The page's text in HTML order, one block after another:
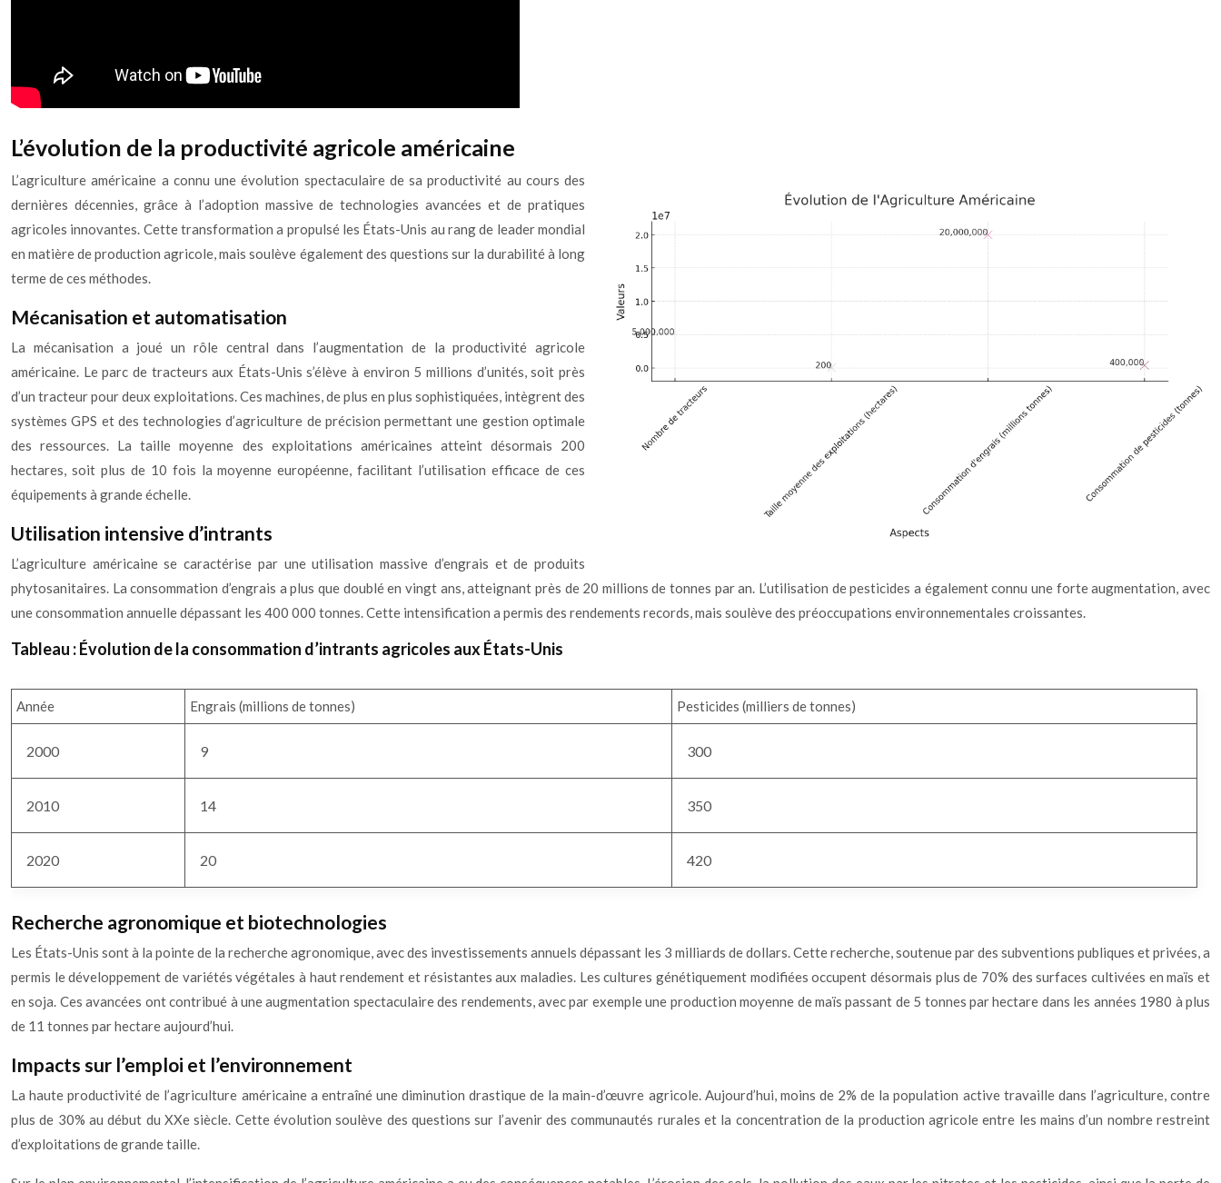
L’évolution de la productivité agricole américaine
L’agriculture américaine a connu une évolution spectaculaire de sa productivité au cours des
dernières décennies, grâce à l’adoption massive de technologies avancées et de pratiques
agricoles innovantes. Cette transformation a propulsé les États-Unis au rang de leader mondial
en matière de production agricole, mais soulève également des questions sur la durabilité à long
terme de ces méthodes.
Mécanisation et automatisation
La mécanisation a joué un rôle central dans l’augmentation de la productivité agricole
américaine. Le parc de tracteurs aux États-Unis s’élève à environ 5 millions d’unités, soit près
d’un tracteur pour deux exploitations. Ces machines, de plus en plus sophistiquées, intègrent des
systèmes GPS et des technologies d’agriculture de précision permettant une gestion optimale
des ressources. La taille moyenne des exploitations américaines atteint désormais 200
hectares, soit plus de 10 fois la moyenne européenne, facilitant l’utilisation efficace de ces
équipements à grande échelle.
Utilisation intensive d’intrants
L’agriculture américaine se caractérise par une utilisation massive d’engrais et de produits
phytosanitaires. La consommation d’engrais a plus que doublé en vingt ans, atteignant près de 20 millions de tonnes par an. L’utilisation de pesticides a également connu une forte augmentation, avec
une consommation annuelle dépassant les 400 000 tonnes. Cette intensification a permis des rendements records, mais soulève des préoccupations environnementales croissantes.
Tableau : Évolution de la consommation d’intrants agricoles aux États-Unis
Année Engrais (millions de tonnes) Pesticides (milliers de tonnes)
2000 9 300
2010 14 350
2020 20 420
Recherche agronomique et biotechnologies
Les États-Unis sont à la pointe de la recherche agronomique, avec des investissements annuels dépassant les 3 milliards de dollars. Cette recherche, soutenue par des subventions publiques et privées, a
permis le développement de variétés végétales à haut rendement et résistantes aux maladies. Les cultures génétiquement modifiées occupent désormais plus de 70% des surfaces cultivées en maïs et
en soja. Ces avancées ont contribué à une augmentation spectaculaire des rendements, avec par exemple une production moyenne de maïs passant de 5 tonnes par hectare dans les années 1980 à plus
de 11 tonnes par hectare aujourd’hui.
Impacts sur l’emploi et l’environnement
La haute productivité de l’agriculture américaine a entraîné une diminution drastique de la main-d’œuvre agricole. Aujourd’hui, moins de 2% de la population active travaille dans l’agriculture, contre
plus de 30% au début du XXe siècle. Cette évolution soulève des questions sur l’avenir des communautés rurales et la concentration de la production agricole entre les mains d’un nombre restreint
d’exploitations de grande taille.